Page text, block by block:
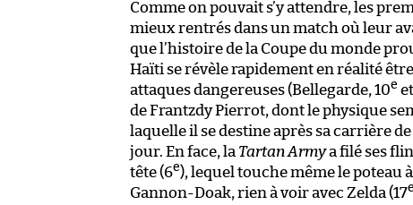
Comme on pouvait s’y attendre, les
mieux rentrés dans un match où leur
que l’histoire de la Coupe du monde
Haïti se révèle rapidement en réalité
attaques dangereuses (Bellegarde, 10e
de Frantzdy Pierrot, dont le physique
laquelle il se destine après sa carrière
jour. En face, la Tartan Armya filé ses
tête (6e), lequel touche même le poteau
Gannon-Doak, rien à voir avec Zelda (17e